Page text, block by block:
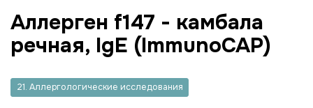
Аллерген f147 - камбала
речная, IgE (ImmunoCAP)
21. Аллергологические исследования